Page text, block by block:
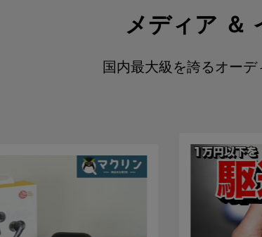
メディア ＆
国内最大級を誇るオー